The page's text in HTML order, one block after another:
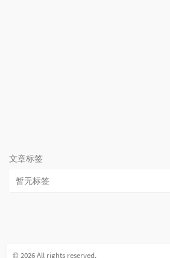
文章标签
暂无标签
© 2026 All rights reserved.